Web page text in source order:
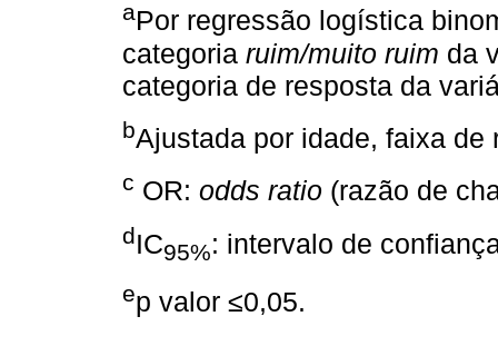
aPor regressão logística
categoria ruim/muito ruim da
categoria de resposta da
bAjustada por idade, faixa
c OR: odds ratio (razão de
dIC95%: intervalo de
ep valor ≤0,05.